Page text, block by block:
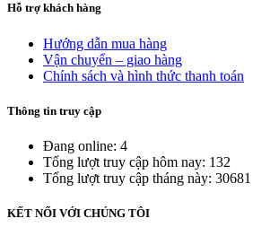
Hỗ trợ khách hàng
Hướng dẫn mua hàng
Vận chuyển – giao hàng
Chính sách và hình thức thanh toán
Thông tin truy cập
Đang online: 4
Tổng lượt truy cập hôm nay: 132
Tổng lượt truy cập tháng này: 30681
KẾT NỐI VỚI CHÚNG TÔI